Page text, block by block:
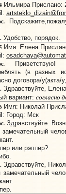
Ильмира Прислано:
Удобство, порядок.
Имя: Елена
Приветствую!
(в разных
договора/
Здравствуйте,
вариант: согласно
Имя: Николай
Город: Мск
Здравствуйте.
или рэппер?
Здравствуйте,
замечательный